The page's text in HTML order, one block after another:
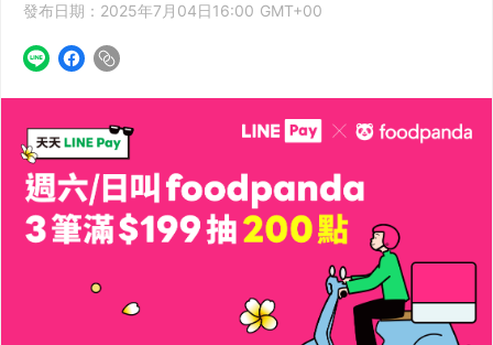
發布日期：2025年7月04日16:00 GMT+00